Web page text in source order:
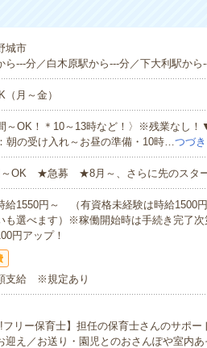
城市
ら---分／白木原駅から---分／下大利駅から
月～金）
～OK！＊10～13時など！〉※残業なし
朝の受け入れ～お昼の準備・10時…つづ
～OK ★急募 ★8月～、さらに先のスター
給1550円～ （有資格未経験は時給1500
も選べます）※稼働開始時は手続き完了
円アップ！
支給 ※規定あり
フリー保育士】担任の保育士さんのサポ
迎え／お送り・園児とのおさんぽや室内